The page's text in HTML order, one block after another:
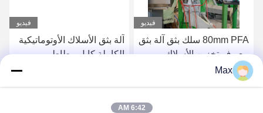
فيديو
80mm PFA سلك بثق آلة بثق
مع رف تخزين الأسلاك
التلقائي
فيديو
آلة بثق الأسلاك الأوتوماتيكية
الكاملة كابل مطاط
Max
6:42 AM